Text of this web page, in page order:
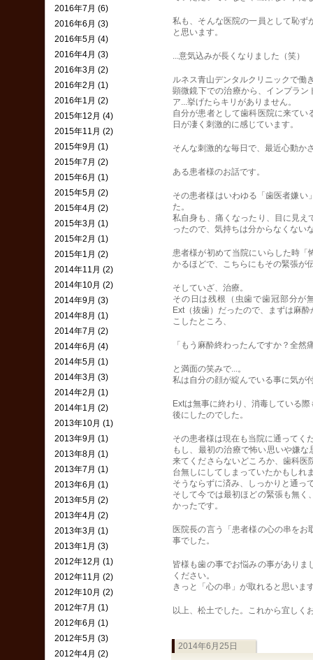
私も、そんな医院の一員として恥
と思います。
...意気込みが長くなりました（笑）
ルネス青山デンタルクリニックで働
顕微鏡下での治療から、インプラ
ア...挙げたらキリがありません。
自分が患者として歯科医院に来て
日が凄く刺激的に感じています。
そんな刺激的な毎日で、最近心動か
ある患者様のお話です。
その患者様はいわゆる「歯医者嫌
た。
私自身も、痛くなったり、目に見
ったので、気持ちは分からなくない
患者様が初めて当院にいらした時
かるほどで、こちらにもその緊張が
そしていざ、治療。
その日は残根（虫歯で歯冠部分が
Ext（抜歯）だったので、まずは麻
こしたところ、
「もう麻酔終わったんですか？全然
と満面の笑みで...。
私は自分の顔が綻んでいる事に気が
Extは無事に終わり、消毒している
後にしたのでした。
その患者様は現在も当院に通ってく
もし、最初の治療で怖い思いや嫌
来てくださらないどころか、歯科
台無しにしてしまっていたかもしれ
そうならずに済み、しっかりと通っ
そして今では最初ほどの緊張も無
かったです。
医院長の言う「患者様の心の串を
事でした。
皆様も歯の事でお悩みの事があり
ください。
きっと「心の串」が取れると思いま
以上、松土でした。これから宜しく
2014年6月25日
2016年7月 (6)
2016年6月 (3)
2016年5月 (4)
2016年4月 (3)
2016年3月 (2)
2016年2月 (1)
2016年1月 (2)
2015年12月 (4)
2015年11月 (2)
2015年9月 (1)
2015年7月 (2)
2015年6月 (1)
2015年5月 (2)
2015年4月 (2)
2015年3月 (1)
2015年2月 (1)
2015年1月 (2)
2014年11月 (2)
2014年10月 (2)
2014年9月 (3)
2014年8月 (1)
2014年7月 (2)
2014年6月 (4)
2014年5月 (1)
2014年3月 (3)
2014年2月 (1)
2014年1月 (2)
2013年10月 (1)
2013年9月 (1)
2013年8月 (1)
2013年7月 (1)
2013年6月 (1)
2013年5月 (2)
2013年4月 (2)
2013年3月 (1)
2013年1月 (3)
2012年12月 (1)
2012年11月 (2)
2012年10月 (2)
2012年7月 (1)
2012年6月 (1)
2012年5月 (3)
2012年4月 (2)